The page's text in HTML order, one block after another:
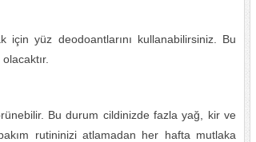
yüz deodoantlarını kullanabilirsiniz. Bu
Bu durum cildinizde fazla yağ, kir ve
rutininizi atlamadan her hafta mutlaka